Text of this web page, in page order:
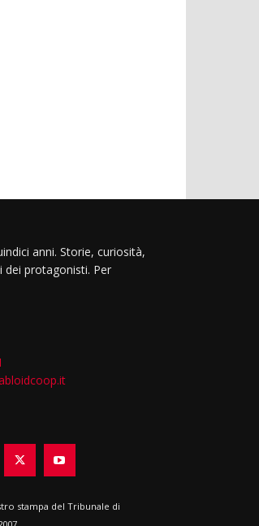
anni. Storie, curiosità,
dei protagonisti. Per
stampa del Tribunale di